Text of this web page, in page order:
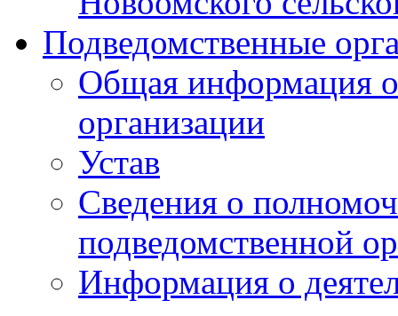
Подведомственные
Общая информация
организации
Устав
Сведения о
подведомственной
Информация о